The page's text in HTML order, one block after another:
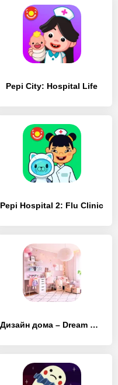
Pepi City: Hospital Life
Pepi Hospital 2: Flu Clinic
Дизайн дома – Dream House Designer